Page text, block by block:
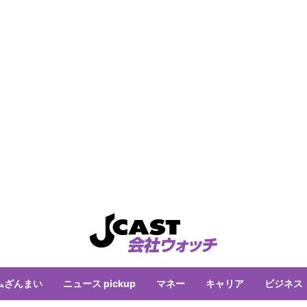
ざんまい ニュース pickup マネー キャリア ビジネス